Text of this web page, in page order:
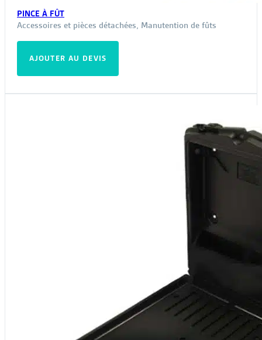
PINCE À FÛT
Accessoires et pièces détachées, Manutention de fûts
AJOUTER AU DEVIS